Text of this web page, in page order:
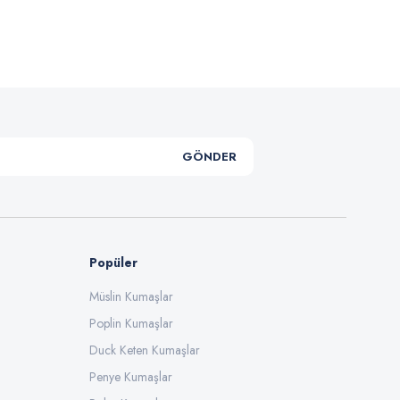
GÖNDER
Popüler
Müslin Kumaşlar
Poplin Kumaşlar
Duck Keten Kumaşlar
Penye Kumaşlar